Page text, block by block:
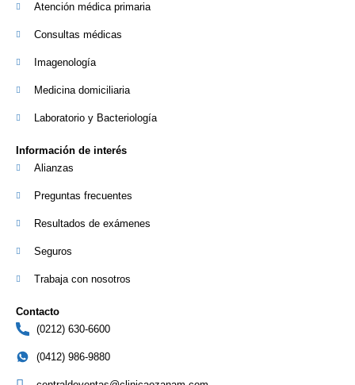
Atención médica primaria
Consultas médicas
Imagenología
Medicina domiciliaria
Laboratorio y Bacteriología
Información de interés
Alianzas
Preguntas frecuentes
Resultados de exámenes
Seguros
Trabaja con nosotros
Contacto
(0212) 630-6600
(0412) 986-9880